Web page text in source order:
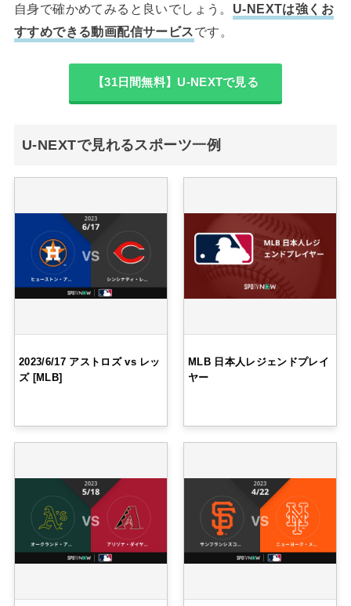
自身で確かめてみると良いでしょう。 U-NEXTは強くお
すすめできる動画配信サービスです。
【31日間無料】U-NEXTで見る
U-NEXTで見れるスポーツ一例
2023/6/17 アストロズ vs レッ
ズ [MLB]
MLB 日本人レジェンドプレイ
ヤー